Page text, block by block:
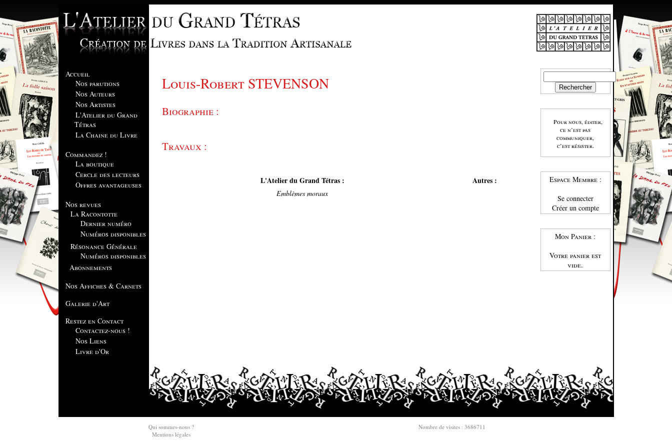
Accueil
Nos parutions
Nos Auteurs
Nos Artistes
L'Atelier du Grand
Tétras
La Chaine du Livre
Commandez !
La boutique
Cercle des lecteurs
Offres avantageuses
Nos revues
La Racontotte
Dernier numéro
Numéros disponibles
Résonance Générale
Numéros disponibles
Abonnements
Nos Affiches & Carnets
Galerie d'Art
Restez en Contact
Contactez-nous !
Nos Liens
Livre d'Or
Pour nous, éditer,
ce n’est pas
communiquer,
c’est résister.
Espace Membre :
Se connecter
Créer un compte
Mon Panier :
Votre panier est
vide.
Louis-Robert STEVENSON
Biographie :
Travaux :
L'Atelier du Grand Tétras : Autres :
Emblèmes moraux
Qui sommes-nous ?
Mentions légales
Nombre de visites : 3686711